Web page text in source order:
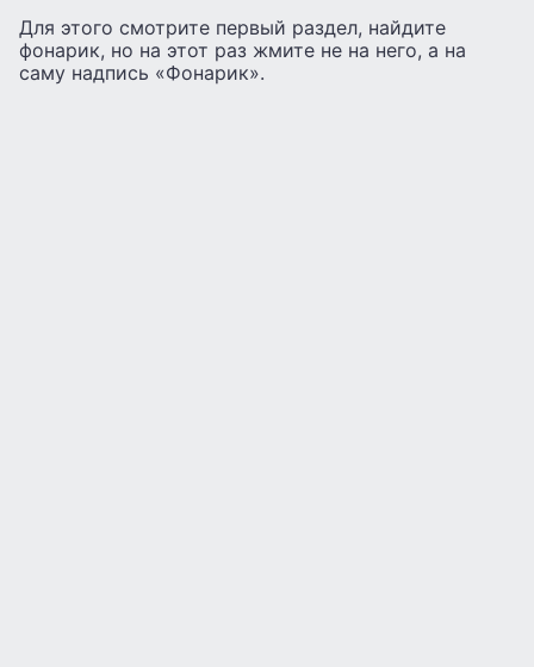
Для этого смотрите первый раздел, найдите
фонарик, но на этот раз жмите не на него, а на
саму надпись «Фонарик».